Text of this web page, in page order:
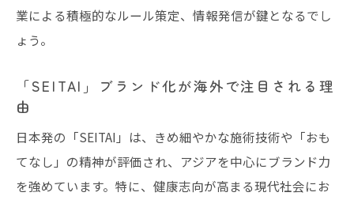
業による積極的なルール策定、情報発信が鍵となるでし
ょう。
「SEITAI」ブランド化が海外で注目される理
由
日本発の「SEITAI」は、きめ細やかな施術技術や「おも
てなし」の精神が評価され、アジアを中心にブランド力
を強めています。特に、健康志向が高まる現代社会にお